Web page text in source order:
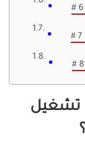
تشغيل